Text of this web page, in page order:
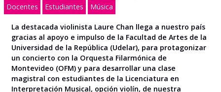
Docentes Estudiantes Música
La destacada violinista Laure Chan llega a nuestro país
gracias al apoyo e impulso de la Facultad de Artes de la
Universidad de la República (Udelar), para protagonizar
un concierto con la Orquesta Filarmónica de
Montevideo (OFM) y para desarrollar una clase
magistral con estudiantes de la Licenciatura en
Interpretación Musical, opción violín, de nuestra